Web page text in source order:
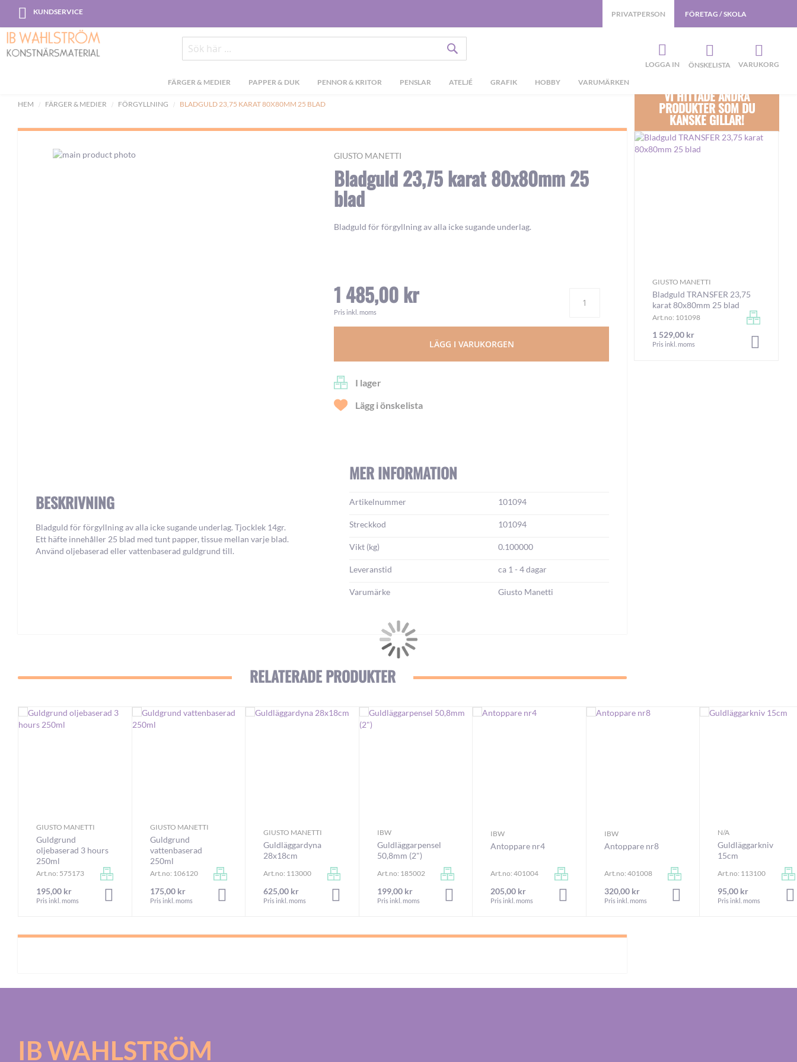
KUNDSERVICESkip
Content
Sök
FÄRGER & MEDIER PAPPER & DUK PENNOR & KRITOR PENSLAR ATELJÉ GRAFIK HOBBY VARUMÄRKEN
PRIVATPERSON FÖRETAG / SKOLA
LOGGA IN ÖNSKELISTA VARUKORG
HEM FÄRGER & MEDIER FÖRGYLLNING BLADGULD 23,75 KARAT 80X80MM 25 BLAD
GIUSTO MANETTI
Bladguld 23,75 karat 80x80mm 25
blad
Bladguld för förgyllning av alla icke sugande underlag.
1 485,00 kr
Pris inkl. moms
LÄGG I VARUKORGEN
I lager
Lägg i önskelista
BESKRIVNING
Bladguld för förgyllning av alla icke sugande underlag. Tjocklek 14gr.
Ett häfte innehåller 25 blad med tunt papper, tissue mellan varje blad.
Använd oljebaserad eller vattenbaserad guldgrund till.
MER INFORMATION
Mer
Artikelnummer 101094
Streckkod 101094
Vikt (kg) 0.100000
Leveranstid ca 1 - 4 dagar
Varumärke Giusto Manetti
RELATERADE PRODUKTER
GIUSTO MANETTI
Guldgrund
oljebaserad 3 hours
250ml
Art.no: 575173
195,00 kr
Pris inkl. moms
LÄGG I VARUKORGEN
GIUSTO MANETTI
Guldgrund
vattenbaserad
250ml
Art.no: 106120
175,00 kr
Pris inkl. moms
LÄGG I VARUKORGEN
GIUSTO MANETTI
Guldläggardyna
28x18cm
Art.no: 113000
625,00 kr
Pris inkl. moms
LÄGG I VARUKORGEN
IBW
Guldläggarpensel
50,8mm (2")
Art.no: 185002
199,00 kr
Pris inkl. moms
LÄGG I VARUKORGEN
IBW
Antoppare nr4
Art.no: 401004
205,00 kr
Pris inkl. moms
LÄGG I VARUKORGEN
IBW
Antoppare nr8
Art.no: 401008
320,00 kr
Pris inkl. moms
LÄGG I VARUKORGEN
N/A
Guldläggarkniv
15cm
Art.no: 113100
95,00 kr
Pris inkl. moms
VI HITTADE ANDRA
PRODUKTER SOM DU
KANSKE GILLAR!
GIUSTO MANETTI
Bladguld TRANSFER 23,75
karat 80x80mm 25 blad
Art.no: 101098
1 529,00 kr
Pris inkl. moms
IB WAHLSTRÖM